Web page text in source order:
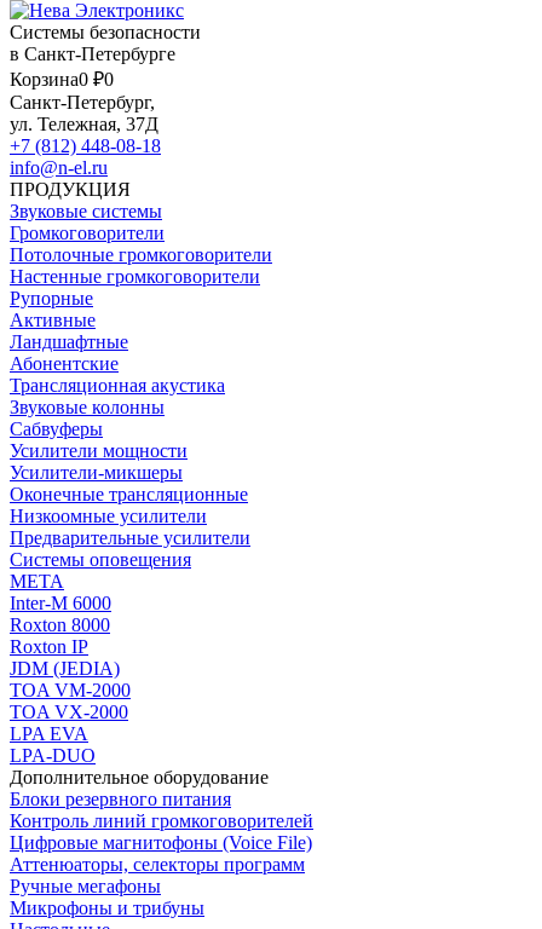
Системы безопасности
в Санкт-Петербурге
Корзина0 ₽0
Санкт-Петербург,
ул. Тележная, 37Д
+7 (812) 448-08-18
info@n-el.ru
ПРОДУКЦИЯ
Звуковые системы
Громкоговорители
Потолочные громкоговорители
Настенные громкоговорители
Рупорные
Активные
Ландшафтные
Абонентские
Трансляционная акустика
Звуковые колонны
Сабвуферы
Усилители мощности
Усилители-микшеры
Оконечные трансляционные
Низкоомные усилители
Предварительные усилители
Системы оповещения
МЕТА
Inter-M 6000
Roxton 8000
Roxton IP
JDM (JEDIA)
TOA VM-2000
TOA VX-2000
LPA EVA
LPA-DUO
Дополнительное оборудование
Блоки резервного питания
Контроль линий громкоговорителей
Цифровые магнитофоны (Voice File)
Аттенюаторы, селекторы программ
Ручные мегафоны
Микрофоны и трибуны